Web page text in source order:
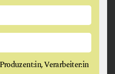
Verarbeiter:in